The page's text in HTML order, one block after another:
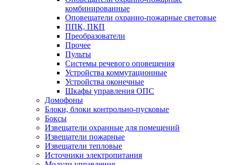
комбинированные
Оповещатели охранно-пожарные световые
ППК, ПКП
Преобразователи
Прочее
Пульты
Системы речевого оповещения
Устройства коммутационные
Устройства оконечные
Шкафы управления ОПС
Домофоны
Блоки, блоки контрольно-пусковые
Боксы
Извещатели охранные для помещений
Извещатели пожарные
Извещатели тепловые
Источники электропитания